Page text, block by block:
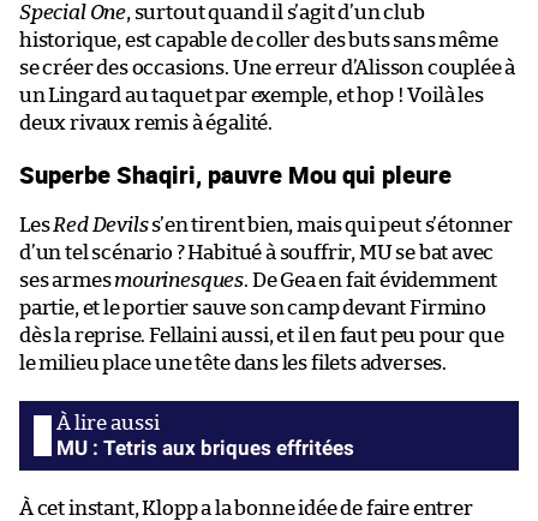
Special One, surtout quand il s’agit d’un club
historique, est capable de coller des buts sans même
se créer des occasions. Une erreur d’Alisson couplée à
un Lingard au taquet par exemple, et hop ! Voilà les
deux rivaux remis à égalité.
Superbe Shaqiri, pauvre Mou qui pleure
LesRed Devilss’en tirent bien, mais qui peut s’étonner
d’un tel scénario ? Habitué à souffrir, MU se bat avec
ses armesmourinesques. De Gea en fait évidemment
partie, et le portier sauve son camp devant Firmino
dès la reprise. Fellaini aussi, et il en faut peu pour que
le milieu place une tête dans les filets adverses.
MU : Tetris aux briques effritées
À cet instant, Klopp a la bonne idée de faire entrer